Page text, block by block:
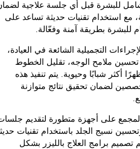
قبل أي جلسة علاجية لضمان
تقنيات حديثة تساعد على
بطريقة آمنة وفعّالة.
الشائعة في العيادة،
الوجه، تقليل الخطوط
وحيوية. يتم تنفيذ هذه
تحقيق نتائج متوازنة
أجهزة متطورة لتقديم جلسات
الجلد باستخدام تقنيات حديثة
العلاج بالليزر بشكل